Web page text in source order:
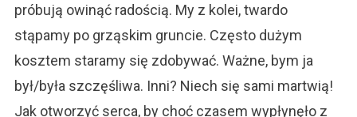
próbują owinąć radością. My z kolei, twardo
stąpamy po grząskim gruncie. Często dużym
kosztem staramy się zdobywać. Ważne, bym ja
był/była szczęśliwa. Inni? Niech się sami martwią!
Jak otworzyć serca, by choć czasem wypłynęło z